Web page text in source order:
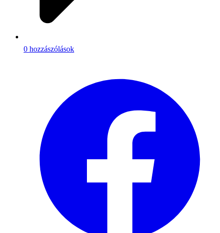
0 hozzászólások